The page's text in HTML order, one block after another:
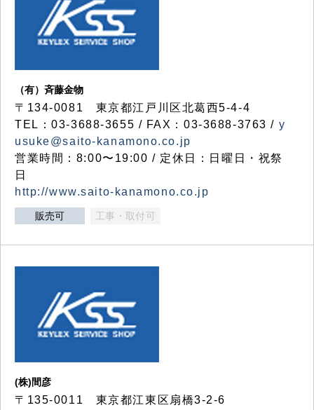
（有）斉藤金物
〒134-0081 東京都江戸川区北葛西5-4-4
TEL：03-3688-3655 / FAX：03-3688-3763 / y
usuke@saito-kanamono.co.jp
営業時間：8:00〜19:00 / 定休日：日曜日・祝祭
日
http://www.saito-kanamono.co.jp
販売可 工事・取付可
(株)間彦
〒135-0011 東京都江東区扇橋3-2-6